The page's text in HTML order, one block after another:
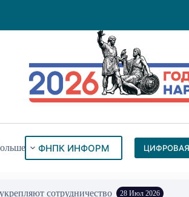
ФНПК ИНФОРМ
сотрудничество 28 Июл 2026